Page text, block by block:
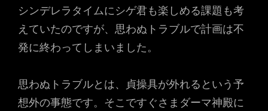
シンデレラタイムにシゲ君も楽しめる課題も考
えていたのですが、思わぬトラブルで計画は不
発に終わってしまいました。
思わぬトラブルとは、貞操具が外れるという予
想外の事態です。そこですぐさまダーマ神殿に